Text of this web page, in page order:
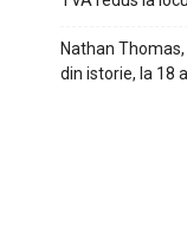
Nathan
din istorie, la 18